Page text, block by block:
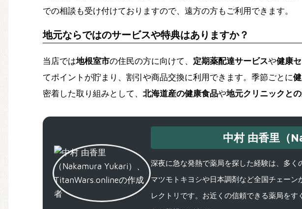
での相談も受け付けておりますので、遠方の方もご利用できます。
地元ならではのサービスや特典はありますか？
当店では地根室市の住民の方に向けて、 定期薬配達サービスや健康
てポイントが貯まり、割引や商品交換に利用できます。季節ごとに
密着した取り組みとして、 北海道産の健康食品や地元クリニックと
中村 由香里（
深夜に急な発熱で薬局を探した経験は、多く
マツモトキヨシや日本調剤など全国チェー
レクトリです。お近くの信頼できる薬局を